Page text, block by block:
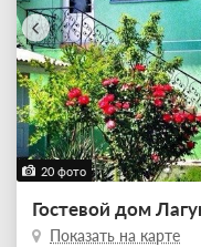
20 фото
Гостевой дом
Показать на карте